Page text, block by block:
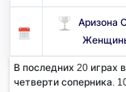
Аризона
В последних 20 играх
четверти соперника.